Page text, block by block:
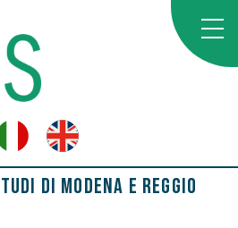
di Modena e Reggio